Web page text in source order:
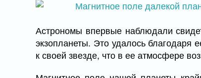
Астрономы впервые наблюдали
экзопланеты. Это удалось благодаря
к своей звезде, что в ее атмосфере